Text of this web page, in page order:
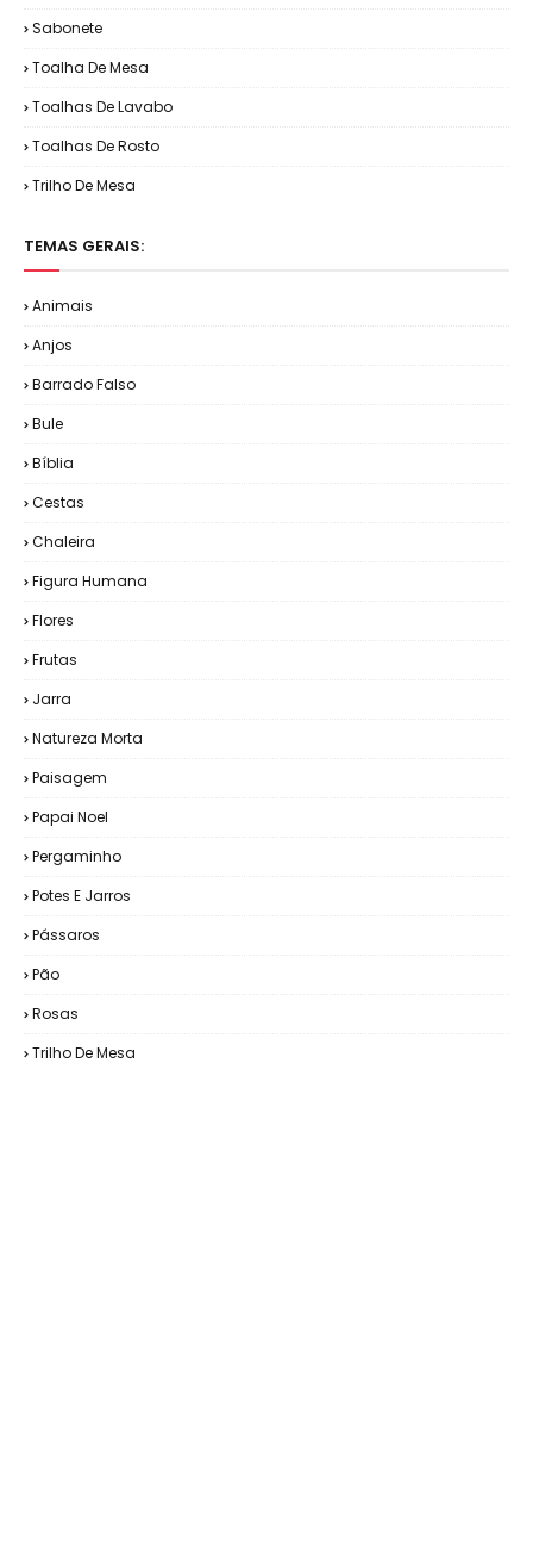
Sabonete
Toalha De Mesa
Toalhas De Lavabo
Toalhas De Rosto
Trilho De Mesa
TEMAS GERAIS:
Animais
Anjos
Barrado Falso
Bule
Bíblia
Cestas
Chaleira
Figura Humana
Flores
Frutas
Jarra
Natureza Morta
Paisagem
Papai Noel
Pergaminho
Potes E Jarros
Pássaros
Pão
Rosas
Trilho De Mesa